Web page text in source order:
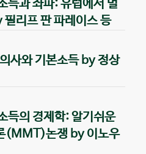
득과 좌파: 유럽에서 벌
필리프 판 파레이스 등
사와 기본소득 by 정상
득의 경제학: 알기쉬운
(MMT)논쟁 by 이노우